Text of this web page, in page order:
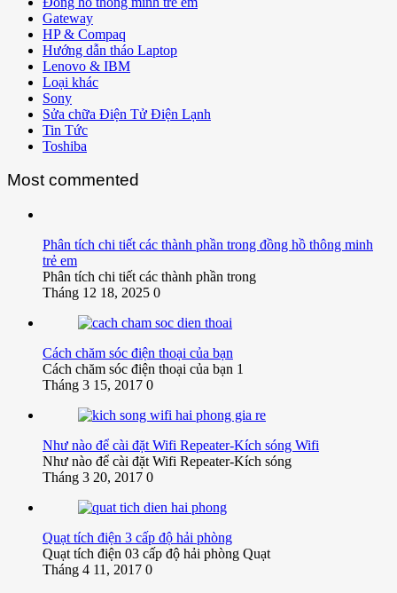
Gateway
HP & Compaq
Hướng dẫn tháo Laptop
Lenovo & IBM
Loại khác
Sony
Sửa chữa Điện Tử Điện Lạnh
Tin Tức
Toshiba
Most commented
Phân tích chi tiết các thành phần trong đồng hồ thông minh
trẻ em
Phân tích chi tiết các thành phần trong
Tháng 12 18, 2025 0
Cách chăm sóc điện thoại của bạn
Cách chăm sóc điện thoại của bạn 1
Tháng 3 15, 2017 0
Như nào để cài đặt Wifi Repeater-Kích sóng Wifi
Như nào để cài đặt Wifi Repeater-Kích sóng
Tháng 3 20, 2017 0
Quạt tích điện 3 cấp độ hải phòng
Quạt tích điện 03 cấp độ hải phòng Quạt
Tháng 4 11, 2017 0